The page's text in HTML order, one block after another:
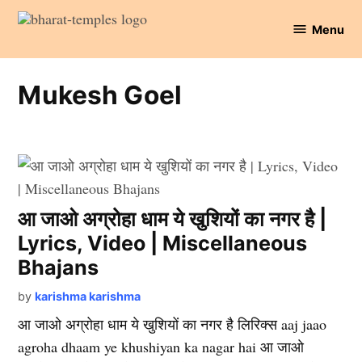
Skip
content
Temples
Menu
Mukesh Goel
आ जाओ अग्रोहा धाम ये खुशियों का नगर है |
Lyrics, Video | Miscellaneous
Bhajans
by karishma karishma
आ जाओ अग्रोहा धाम ये खुशियों का नगर है लिरिक्स aaj jaao
agroha dhaam ye khushiyan ka nagar hai आ जाओ